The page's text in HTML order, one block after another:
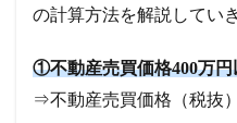
の計算方法を解説してい
①不動産売買価格400万円
⇒不動産売買価格（税抜